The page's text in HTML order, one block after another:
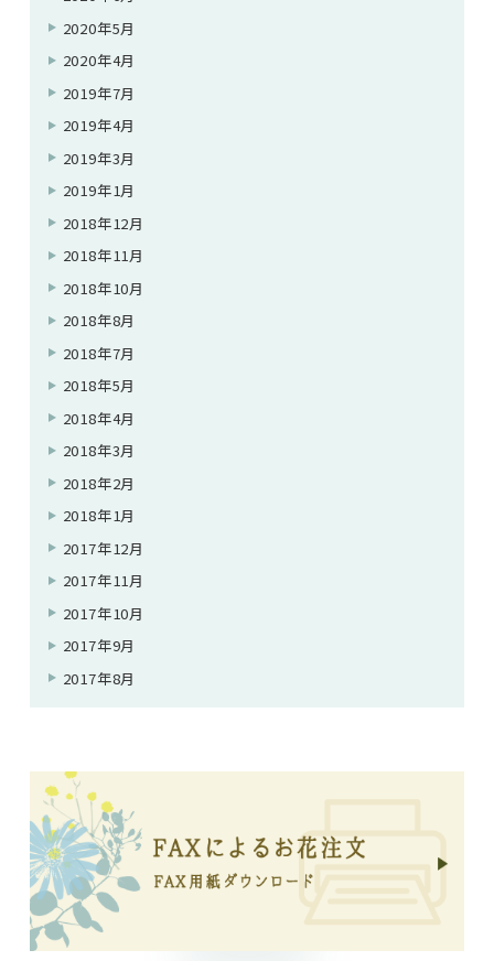
2020年5月
2020年4月
2019年7月
2019年4月
2019年3月
2019年1月
2018年12月
2018年11月
2018年10月
2018年8月
2018年7月
2018年5月
2018年4月
2018年3月
2018年2月
2018年1月
2017年12月
2017年11月
2017年10月
2017年9月
2017年8月